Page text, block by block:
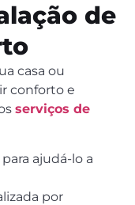
de
casa ou
conforto e
serviços de
para ajudá-lo a
por